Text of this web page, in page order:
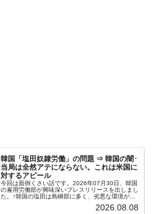
韓国「塩田奴隷労働」の問題 ⇒ 韓国の闇･
当局は全然アテにならない。これは米国に
対するアピール
今回は面倒くさい話です。2026年07月30日、韓国
の雇用労働部が興味深いプレスリリースを出しまし
た。↑韓国の塩田は島嶼部に多く、劣悪な環境が一
たといわれます（後述）。これは、いわゆる「塩田
2026.08.08